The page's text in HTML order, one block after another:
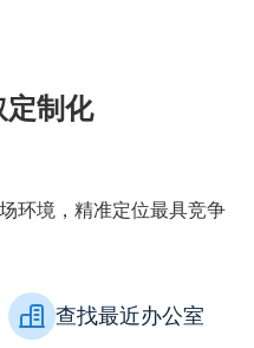
制化
环境，精准定位最具竞争
查找最近办公室